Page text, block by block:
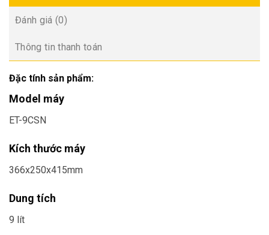
Đánh giá (0)
Thông tin thanh toán
Đặc tính sản phẩm:
Model máy
ET-9CSN
Kích thước máy
366x250x415mm
Dung tích
9 lít